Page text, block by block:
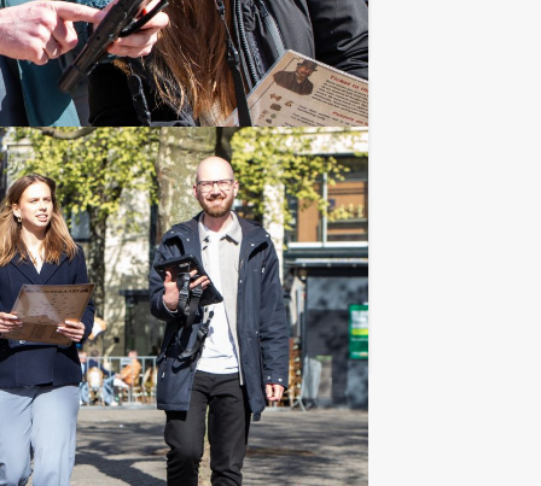
Favoriet
Vanaf€ 27,50p.p. excl. BTW
Heeft u al eens gedacht aan een
Favoriet